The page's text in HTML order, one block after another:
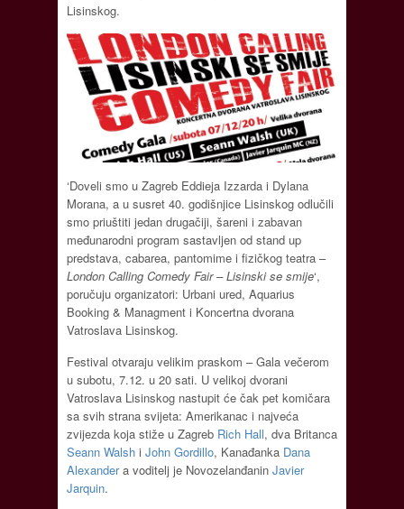
Lisinskog.
‘Doveli smo u Zagreb Eddieja Izzarda i Dylana
Morana, a u susret 40. godišnjice Lisinskog odlučili
smo priuštiti jedan drugačiji, šareni i zabavan
međunarodni program sastavljen od stand up
predstava, cabarea, pantomime i fizičkog teatra –
London Calling Comedy Fair – Lisinski se smije‘,
poručuju organizatori: Urbani ured, Aquarius
Booking & Managment i Koncertna dvorana
Vatroslava Lisinskog.
Festival otvaraju velikim praskom – Gala večerom
u subotu, 7.12. u 20 sati. U velikoj dvorani
Vatroslava Lisinskog nastupit će čak pet komičara
sa svih strana svijeta: Amerikanac i najveća
zvijezda koja stiže u Zagreb Rich Hall, dva Britanca
Seann Walsh i John Gordillo, Kanađanka Dana
Alexandera voditelj je Novozelanđanin Javier
Jarquin.